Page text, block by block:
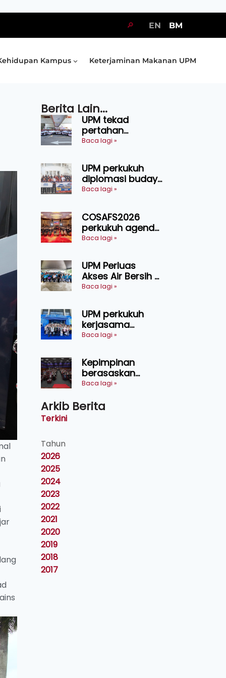
🔎 EN BM
Kampus Keterjaminan Makanan UPM
Berita Lain...
UPM tekad
pertahan
kejuaraan SUKUM
pingat emas
Baca lagi »
UPM perkukuh
diplomasi budaya
Malaysia-
Narasi Nusantara
Baca lagi »
COSAFS2026
perkukuh agenda
keselamatan
AgriHub pacu
transformasi
pertanian
Sarawak
Baca lagi »
UPM Perluas
Akses Air Bersih di
31 Kediaman
Chini
Baca lagi »
UPM perkukuh
kerjasama
pendidikan pintar
lawatan rasmi ke
China
Baca lagi »
Kepimpinan
berasaskan
kepercayaan
kecemerlangan
Baca lagi »
Arkib Berita
Terkini
Tahun
2026
2025
2024
2023
2022
2021
2020
2019
2018
2017